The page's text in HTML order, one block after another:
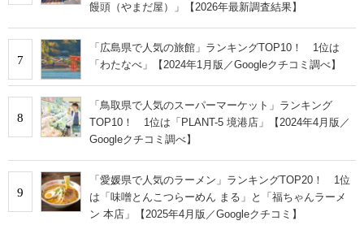
饅頭（やまだ屋）」【2026年最新調査結果】
7
「広島県で人気の旅館」ランキングTOP10！ 1位は
「わたなべ」【2024年1月版／Googleクチコミ調べ】
8
「鳥取県で人気のスーパーマーケット」ランキング
TOP10！ 1位は「PLANT-5 境港店」【2024年4月版／
Googleクチコミ調べ】
9
「愛媛県で人気のラーメン」ランキングTOP20！ 1位
は「味噌とんこつらーめん まる」と「福ちゃんラーメ
ン 本店」【2025年4月版／Googleクチコミ】